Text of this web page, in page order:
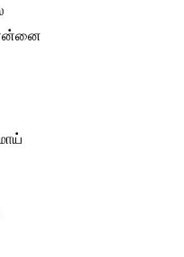
என்னை